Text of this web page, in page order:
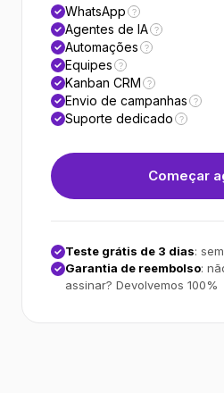
WhatsApp ?
Agentes de IA ?
Automações ?
Equipes ?
Kanban CRM ?
Envio de campanhas ?
Suporte dedicado ?
Começar
Teste grátis de 3 dias:
Garantia de reembolso:
assinar? Devolvemos 100%